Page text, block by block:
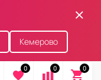
Кемерово
0 0 0